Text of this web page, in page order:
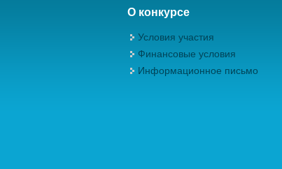
О конкурсе
Условия участия
Финансовые условия
Информационное письмо